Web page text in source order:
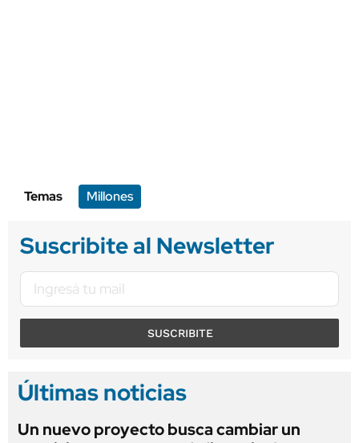
Temas Millones
Suscribite al Newsletter
SUSCRIBITE
Últimas noticias
Un nuevo proyecto busca cambiar un